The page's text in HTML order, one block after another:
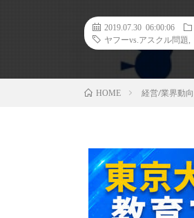
2019.07.30 06:00:06
ヤフーvs.アスクル問題
HOME 経営/業界動向